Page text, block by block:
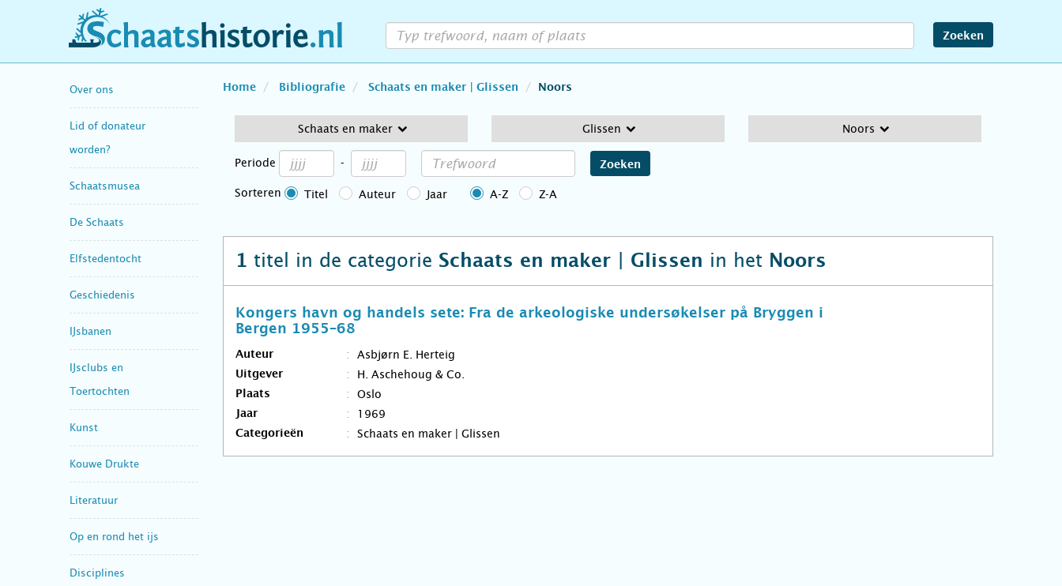
schaatshistorie.nl Zoeken
Over ons
Lid of donateur
worden?
Schaatsmusea
De Schaats
Elfstedentocht
Geschiedenis
IJsbanen
IJsclubs en
Toertochten
Kunst
Kouwe Drukte
Literatuur
Op en rond het ijs
Disciplines
Home Bibliografie Schaats en maker | Glissen Noors
Schaats en maker Glissen Noors
Periode - Zoeken
Sorteren Titel Auteur Jaar A-Z Z-A
1 titel in de categorie Schaats en maker | Glissen in het Noors
Kongers havn og handels sete: Fra de arkeologiske undersøkelser på Bryggen i
Bergen 1955–68
Auteur Asbjørn E. Herteig
Uitgever H. Aschehoug & Co.
Plaats Oslo
Jaar 1969
Categorieën Schaats en maker | Glissen